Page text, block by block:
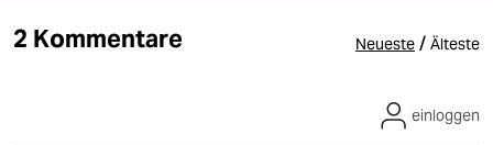
2 Kommentare Neueste / Älteste
einloggen